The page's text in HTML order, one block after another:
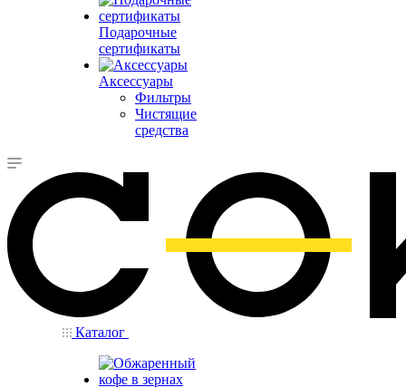
Подарочные
сертификаты
Аксессуары
Фильтры
Чистящие
средства
Каталог